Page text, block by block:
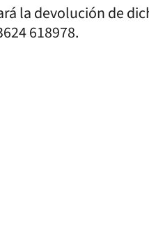
la devolución de
618978.